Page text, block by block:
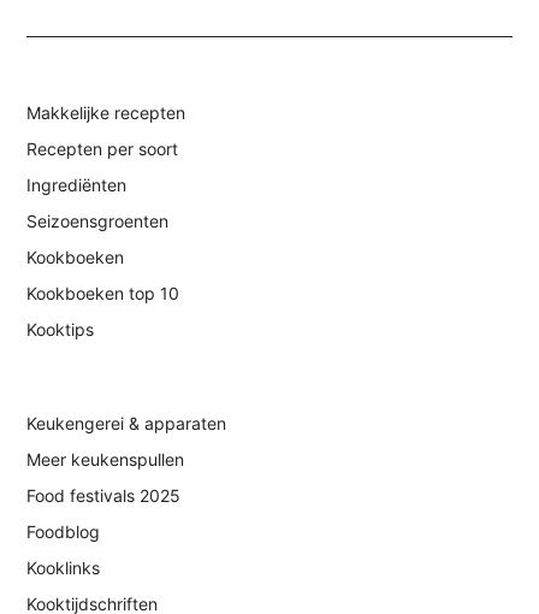
Makkelijke recepten
Recepten per soort
Ingrediënten
Seizoensgroenten
Kookboeken
Kookboeken top 10
Kooktips
Keukengerei & apparaten
Meer keukenspullen
Food festivals 2025
Foodblog
Kooklinks
Kooktijdschriften